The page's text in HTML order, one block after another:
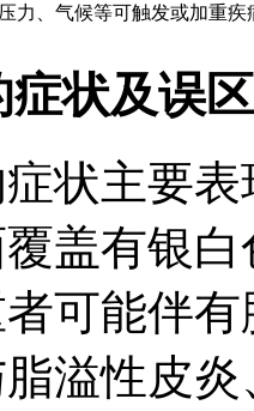
力、气候等可触发或加重疾
状及误区
状主要
盖有银
可能伴
溢性皮